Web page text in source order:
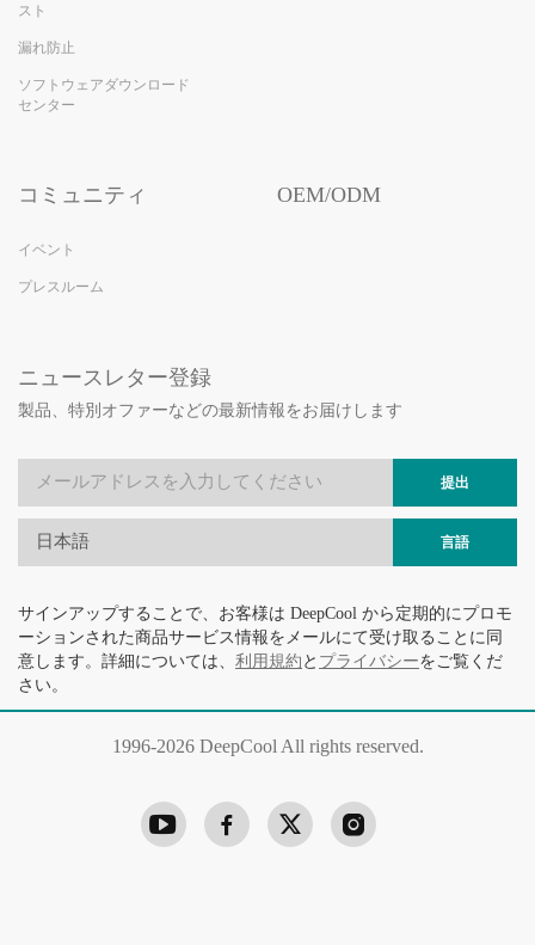
スト
漏れ防止
ソフトウェアダウンロード
センター
コミュニティ
イベント
プレスルーム
OEM/ODM
ニュースレター登録
製品、特別オファーなどの最新情報をお届けします
提出
日本語 言語
サインアップすることで、お客様は DeepCool から定期的にプロモ
ーションされた商品サービス情報をメールにて受け取ることに同
意します。詳細については、 利用規約 と プライバシーをご覧くだ
さい。
1996-2026 DeepCool All rights reserved.